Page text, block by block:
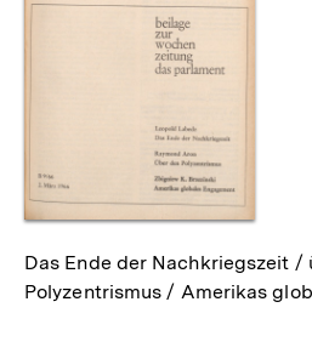
Das Ende der Nachkriegszeit /
Polyzentrismus / Amerikas